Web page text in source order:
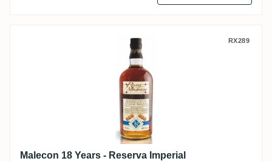
Malecon 18 Years - Reserva ImperialRX289
Malecon 18 Years - Reserva Imperial